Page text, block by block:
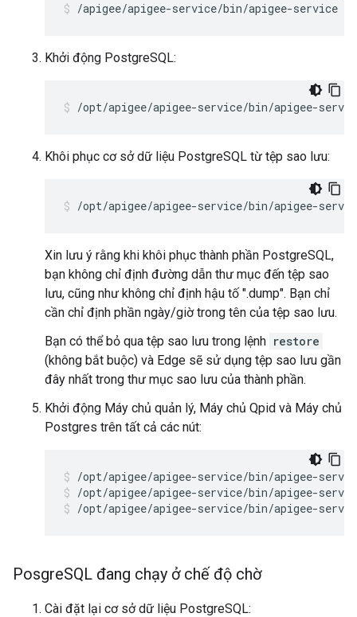
/apigee/apigee-service/bin/apigee-service
Khởi động PostgreSQL:
/opt/apigee/apigee-service/bin/apigee-
Khôi phục cơ sở dữ liệu PostgreSQL từ tệp sao lưu:
/opt/apigee/apigee-service/bin/apigee-
Xin lưu ý rằng khi khôi phục thành phần PostgreSQL,
bạn không chỉ định đường dẫn thư mục đến tệp sao
lưu, cũng như không chỉ định hậu tố ".dump". Bạn chỉ
cần chỉ định phần ngày/giờ trong tên của tệp sao lưu.
Bạn có thể bỏ qua tệp sao lưu trong lệnh restore
(không bắt buộc) và Edge sẽ sử dụng tệp sao lưu gần
đây nhất trong thư mục sao lưu của thành phần.
Khởi động Máy chủ quản lý, Máy chủ Qpid và Máy chủ
Postgres trên tất cả các nút:
/opt/apigee/apigee-service/bin/apigee-
/opt/apigee/apigee-service/bin/apigee-
PosgreSQL đang chạy ở chế độ chờ
Cài đặt lại cơ sở dữ liệu PostgreSQL: